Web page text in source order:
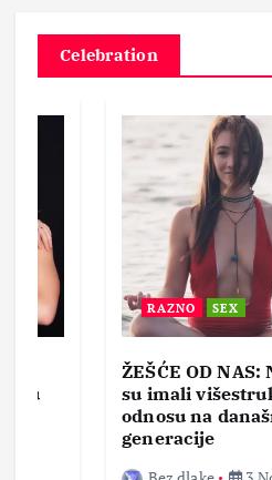
Celebration
u
RAZNO SEX
ŽEŠĆE OD
su imali
odnosu na
generacije